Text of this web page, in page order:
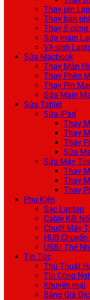
Thay pin
Thay bàn
Thay ổ
Sửa main
Vệ sinh
Sửa Macbook
Thay Màn
Thay Phím
Thay Pin
Sửa Main
Sửa Tablet
Sửa iPad
Thay
Thay
Thay
Sửa
Sửa Máy
Thay
Thay
Thay
Phụ Kiện
Sạc Laptop
Cable Kết Nối
Chuột Máy
HUB
USB/ Thẻ
Tin Tức
Thủ Thuật
Tin Công
Khuyến mại
Bảng Giá